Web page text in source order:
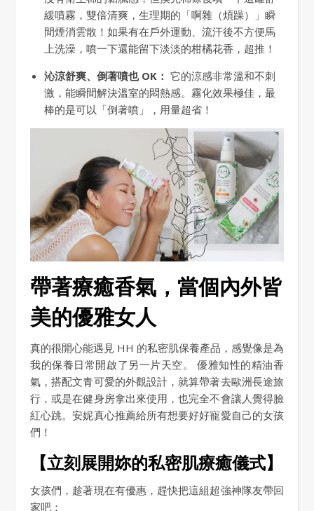
緩噴霧，雙倍清爽，生理期的「啊雜（煩躁）」瞬
間煙消雲散！如果有在戶外運動、流汗後不方便馬
上洗澡，噴一下還能留下淡淡的柑橘花香，超推！
沁涼舒爽、倒著噴也 OK： 它的涼感非常溫和不刺
激，能瞬間解決溫室的悶熱感。霧化效果極佳，最
棒的是可以「倒著噴」，用量超省！
帶著療癒香氣，當個內外皆
美的優雅女人
真的很開心能遇見 HH 的私密肌保養產品，感覺像是為
我的保養日常開啟了另一片天空。 優雅知性的精油香
氣，搭配文青可愛的外觀設計，就算帶著去歐洲長途旅
行，或是在健身房拿出來使用，也完全不會讓人覺得臉
紅心跳。安妮真心推薦給所有想要好好寵愛自己的女孩
們！
【立刻展開妳的私密肌療癒儀式】
女孩們，趁著現在有優惠，趕快把這組超強神隊友帶回
家吧：